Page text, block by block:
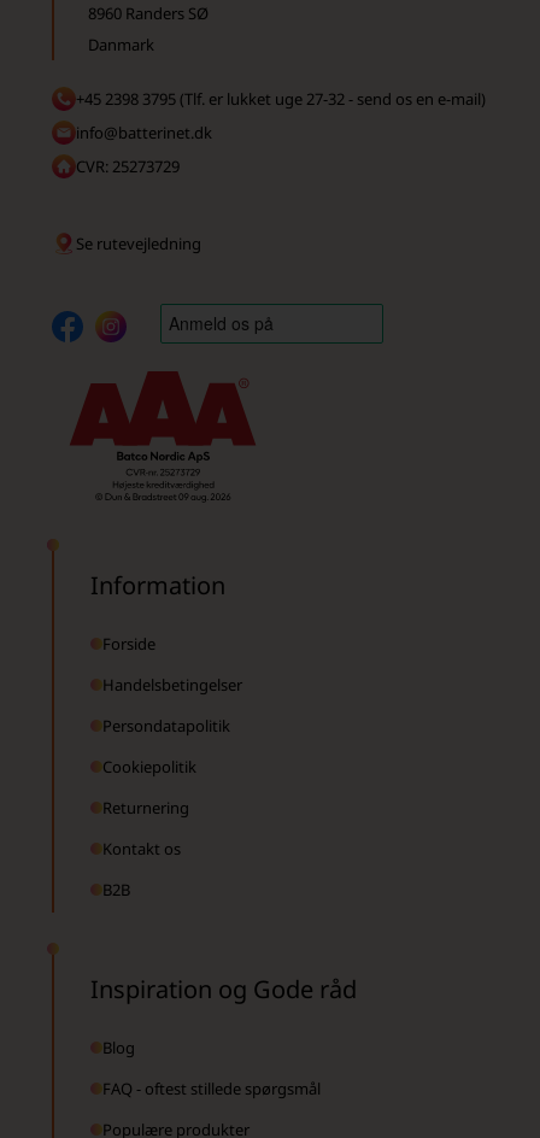
8960 Randers SØ
Danmark
+45 2398 3795 (Tlf. er lukket uge 27-32 - send os en e-mail)
info@batterinet.dk
CVR: 25273729
Se rutevejledning
Information
Forside
Handelsbetingelser
Persondatapolitik
Cookiepolitik
Returnering
Kontakt os
B2B
Inspiration og Gode råd
Blog
FAQ - oftest stillede spørgsmål
Populære produkter